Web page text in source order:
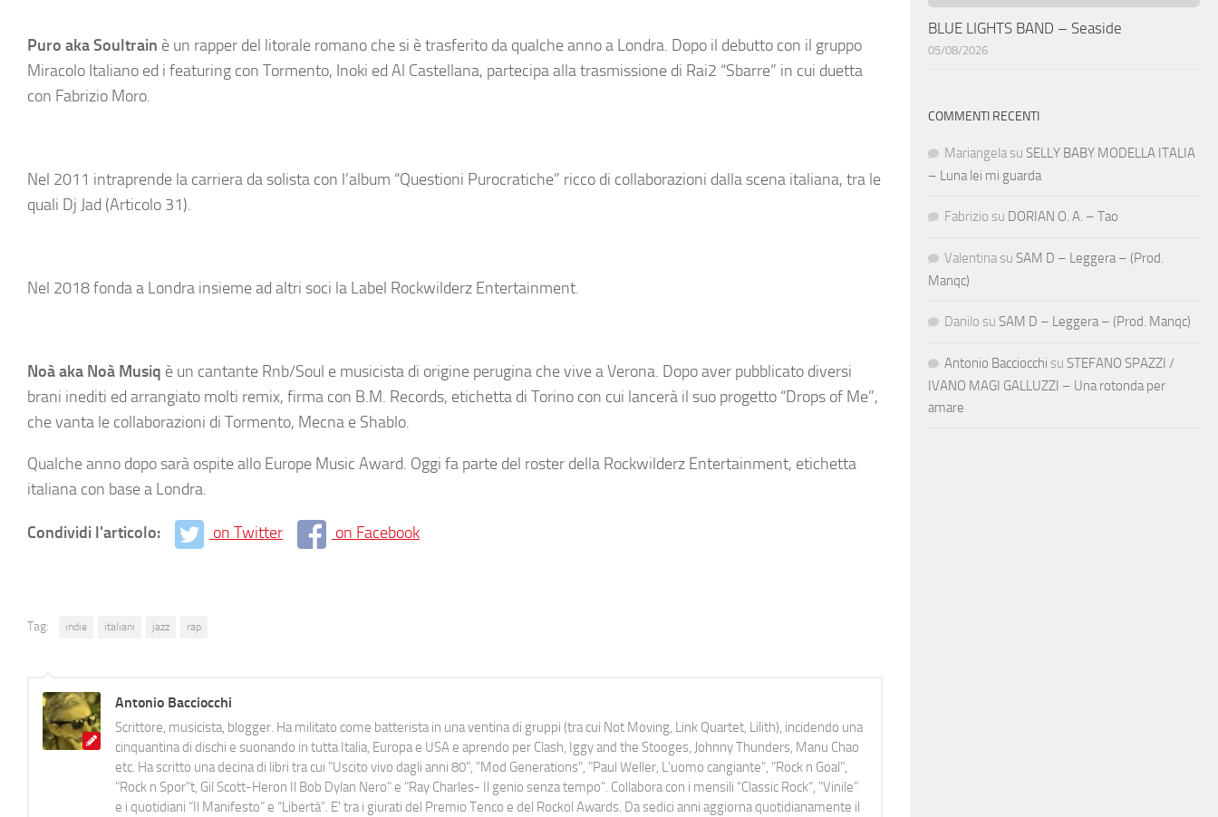
Puro aka Soultrain è un rapper del litorale romano che si è trasferito da qualche anno a Londra. Dopo il debutto con il gruppo
Miracolo Italiano ed i featuring con Tormento, Inoki ed Al Castellana, partecipa alla trasmissione di Rai2 “Sbarre” in cui duetta
con Fabrizio Moro.
Nel 2011 intraprende la carriera da solista con l’album “Questioni Purocratiche” ricco di collaborazioni dalla scena italiana, tra le
quali Dj Jad (Articolo 31).
Nel 2018 fonda a Londra insieme ad altri soci la Label Rockwilderz Entertainment.
Noà aka Noà Musiq è un cantante Rnb/Soul e musicista di origine perugina che vive a Verona. Dopo aver pubblicato diversi
brani inediti ed arrangiato molti remix, firma con B.M. Records, etichetta di Torino con cui lancerà il suo progetto “Drops of Me”,
che vanta le collaborazioni di Tormento, Mecna e Shablo.
Qualche anno dopo sarà ospite allo Europe Music Award. Oggi fa parte del roster della Rockwilderz Entertainment, etichetta
italiana con base a Londra.
Condividi l'articolo: on Twitter on Facebook
Tag: indie italiani jazz rap
Antonio Bacciocchi
Scrittore, musicista, blogger. Ha militato come batterista in una ventina di gruppi (tra cui Not Moving, Link Quartet, Lilith), incidendo una
cinquantina di dischi e suonando in tutta Italia, Europa e USA e aprendo per Clash, Iggy and the Stooges, Johnny Thunders, Manu Chao
etc. Ha scritto una decina di libri tra cui "Uscito vivo dagli anni 80", "Mod Generations", "Paul Weller, L’uomo cangiante", "Rock n Goal",
"Rock n Spor"t, Gil Scott-Heron Il Bob Dylan Nero" e "Ray Charles- Il genio senza tempo". Collabora con i mensili “Classic Rock”, "Vinile"
e i quotidiani “Il Manifesto” e “Libertà”. E' tra i giurati del Premio Tenco e del Rockol Awards. Da sedici anni aggiorna quotidianamente il
BLUE LIGHTS BAND – Seaside
05/08/2026
COMMENTI RECENTI
Mariangela su SELLY BABY MODELLA ITALIA
– Luna lei mi guarda
Fabrizio su DORIAN O. A. – Tao
Valentina su SAM D – Leggera – (Prod.
Manqc)
Danilo su SAM D – Leggera – (Prod. Manqc)
Antonio Bacciocchi su STEFANO SPAZZI /
IVANO MAGI GALLUZZI – Una rotonda per
amare